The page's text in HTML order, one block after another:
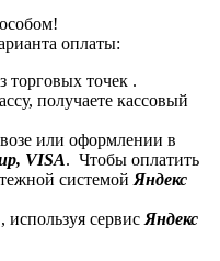
оплаты:
торговых точек .
получаете кассовый
или оформлении в
VISA. Чтобы оплатить
системой Яндекс
сервис Яндекс